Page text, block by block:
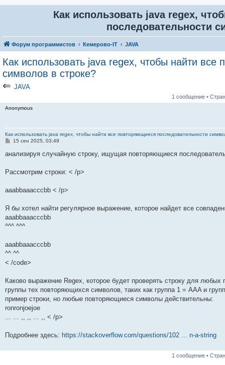
Как использовать java regex,
последовательности
Форум программистов Кемерово-IT JAVA
Как использовать java regex, чтобы найти все
символов в строке?
⇐ JAVA
1 сообщение •
Anonymous
Как использовать java regex, чтобы найти все повторяющиеся последовательности
С
о
е
е
15 сен 2025, 03:49
анализируя случайную строку, ищущая повторяющиеся
Рассмотрим строки: < /p>
aaabbaaacccbb < /p>
Я бы хотел найти регулярное выражение, которое найдет все
aaabbaaacccbb
^^^ ^^^
aaabbaaacccbb
^^ ^^
< /code>
Каково выражение Regex, которое будет проверять строку для
группы тех повторяющихся символов, таких как группа 1 = AAA и
пример строки, но любые повторяющиеся символы действительны:
ronronjoejoe
... ... ,, ,, ... ,, < /p>
Подробнее здесь: https://stackoverflow.com/questions/102 ... n-a-string
1 сообщение •